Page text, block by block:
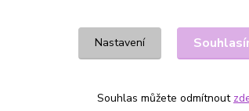
Nastavení
Souhlas můžete odmítnout